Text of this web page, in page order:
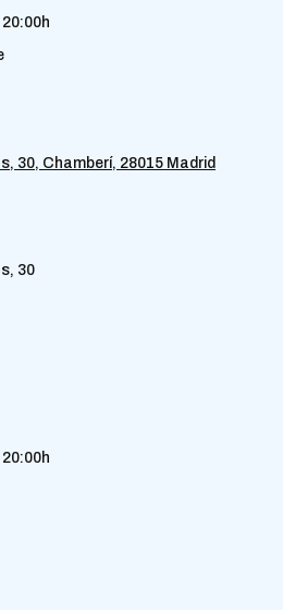
30, Chamberí, 28015 Madrid
30